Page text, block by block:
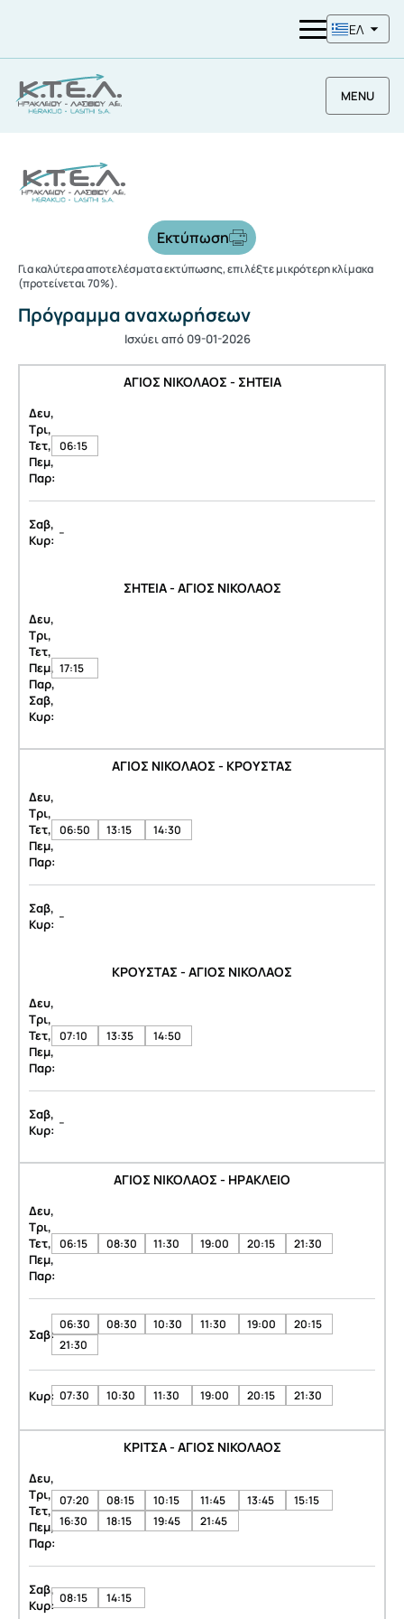
ΕΛ
MENU
Εκτύπωση
Για καλύτερα αποτελέσματα εκτύπωσης, επιλέξτε μικρότερη κλίμακα
(προτείνεται 70%).
Πρόγραμμα αναχωρήσεων
Ισχύει από 09-01-2026
ΑΓΙΟΣ ΝΙΚΟΛΑΟΣ - ΣΗΤΕΙΑ
Δευ,
Τρι,
Τετ,
Πεμ,
Παρ:
06:15
Σαβ,
Κυρ: -
ΣΗΤΕΙΑ - ΑΓΙΟΣ ΝΙΚΟΛΑΟΣ
Δευ,
Τρι,
Τετ,
Πεμ,
Παρ,
Σαβ,
Κυρ:
17:15
ΑΓΙΟΣ ΝΙΚΟΛΑΟΣ - ΚΡΟΥΣΤΑΣ
Δευ,
Τρι,
Τετ,
Πεμ,
Παρ:
06:50 13:15 14:30
Σαβ,
Κυρ: -
ΚΡΟΥΣΤΑΣ - ΑΓΙΟΣ ΝΙΚΟΛΑΟΣ
Δευ,
Τρι,
Τετ,
Πεμ,
Παρ:
07:10 13:35 14:50
Σαβ,
Κυρ: -
ΑΓΙΟΣ ΝΙΚΟΛΑΟΣ - ΗΡΑΚΛΕΙΟ
Δευ,
Τρι,
Τετ,
Πεμ,
Παρ:
06:15 08:30 11:30 19:00 20:15 21:30
Σαβ:
06:30 08:30 10:30 11:30 19:00
20:15
21:30
Κυρ: 07:30 10:30 11:30 19:00 20:15 21:30
ΚΡΙΤΣΑ - ΑΓΙΟΣ ΝΙΚΟΛΑΟΣ
Δευ,
Τρι,
Τετ,
Πεμ,
Παρ:
07:20 08:15 10:15 11:45 13:45
15:15
16:30
18:15 19:45 21:45
Σαβ,
Κυρ: 08:15 14:15